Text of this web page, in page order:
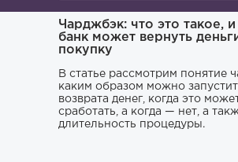
Чарджбэк: что это такое, и
банк может вернуть
покупку
В статье рассмотрим понятие
каким образом можно
возврата денег, когда это
сработать, а когда — нет, а
длительность процедуры.